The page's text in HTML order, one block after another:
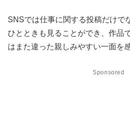
SNSでは仕事に関する投稿だけで
ひとときも見ることができ、作品
はまた違った親しみやすい一面を